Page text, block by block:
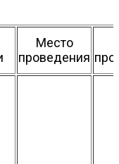
Место
проведения